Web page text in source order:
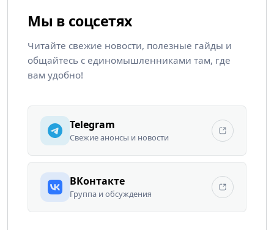
Мы в соцсетях
Читайте свежие новости, полезные гайды и
общайтесь с единомышленниками там, где
вам удобно!
Telegram
Свежие анонсы и новости
ВКонтакте
Группа и обсуждения